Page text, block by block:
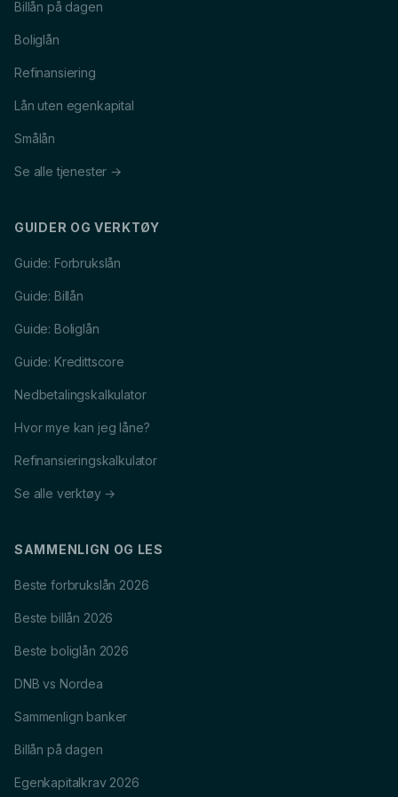
Billån på dagen
Boliglån
Refinansiering
Lån uten egenkapital
Smålån
Se alle tjenester →
GUIDER OG VERKTØY
Guide: Forbrukslån
Guide: Billån
Guide: Boliglån
Guide: Kredittscore
Nedbetalingskalkulator
Hvor mye kan jeg låne?
Refinansieringskalkulator
Se alle verktøy →
SAMMENLIGN OG LES
Beste forbrukslån 2026
Beste billån 2026
Beste boliglån 2026
DNB vs Nordea
Sammenlign banker
Billån på dagen
Egenkapitalkrav 2026